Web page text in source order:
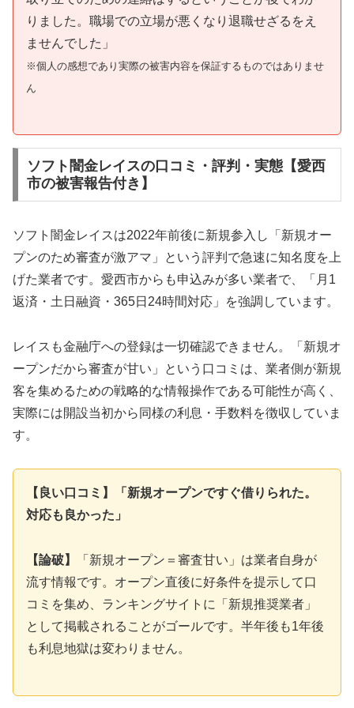
りました。職場での立場が悪くなり退職せざるをえ
ませんでした」
※個人の感想であり実際の被害内容を保証するものではありませ
ん
ソフト闇金レイスの口コミ・評判・実態【愛西
市の被害報告付き】
ソフト闇金レイスは2022年前後に新規参入し「新規オー
プンのため審査が激アマ」という評判で急速に知名度を上
げた業者です。愛西市からも申込みが多い業者で、「月1
返済・土日融資・365日24時間対応」を強調しています。
レイスも金融庁への登録は一切確認できません。「新規オ
ープンだから審査が甘い」という口コミは、業者側が新規
客を集めるための戦略的な情報操作である可能性が高く、
実際には開設当初から同様の利息・手数料を徴収していま
す。
【良い口コミ】「新規オープンですぐ借りられた。
対応も良かった」
【論破】
「新規オープン＝審査甘い」は業者自身が
流す情報です。オープン直後に好条件を提示して口
コミを集め、ランキングサイトに「新規推奨業者」
として掲載されることがゴールです。半年後も1年後
も利息地獄は変わりません。